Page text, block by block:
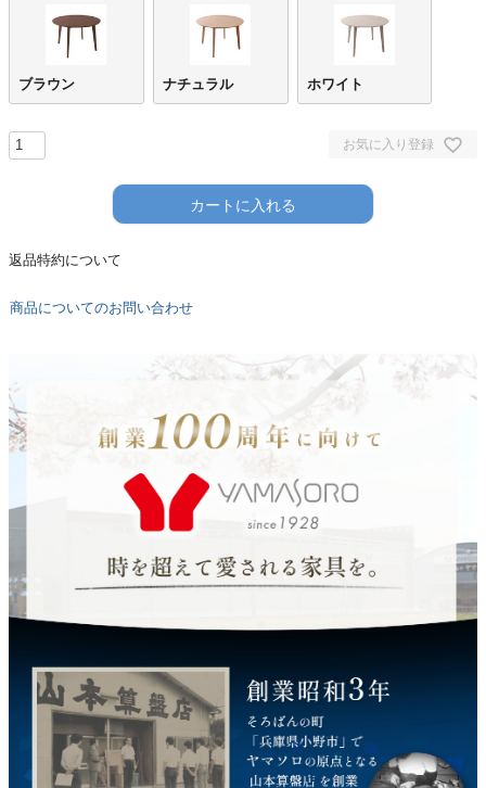
ブラウン ナチュラル ホワイト
お気に入り登録
カートに入れる
返品特約について
商品についてのお問い合わせ